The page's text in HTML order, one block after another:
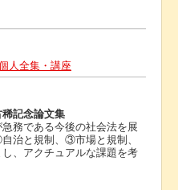
人全集・講座
記念論文集
務である今後の社会法を展
治と規制、③市場と規制、
、アクチュアルな課題を考